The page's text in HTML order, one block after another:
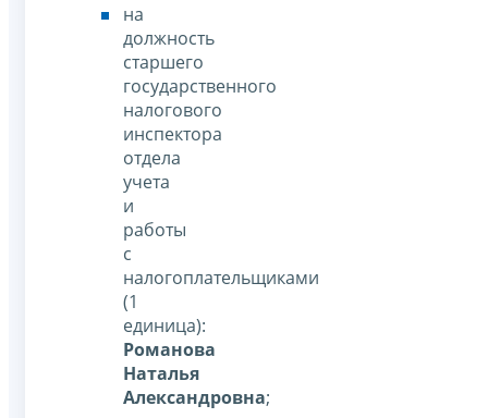
на
должность
старшего
государственного
налогового
инспектора
отдела
учета
и
работы
с
налогоплательщиками
(1
единица):
Романова
Наталья
Александровна;